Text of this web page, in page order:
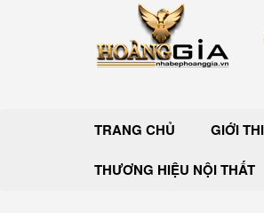
TRANG CHỦ GIỚI
THƯƠNG HIỆU NỘI THẤT